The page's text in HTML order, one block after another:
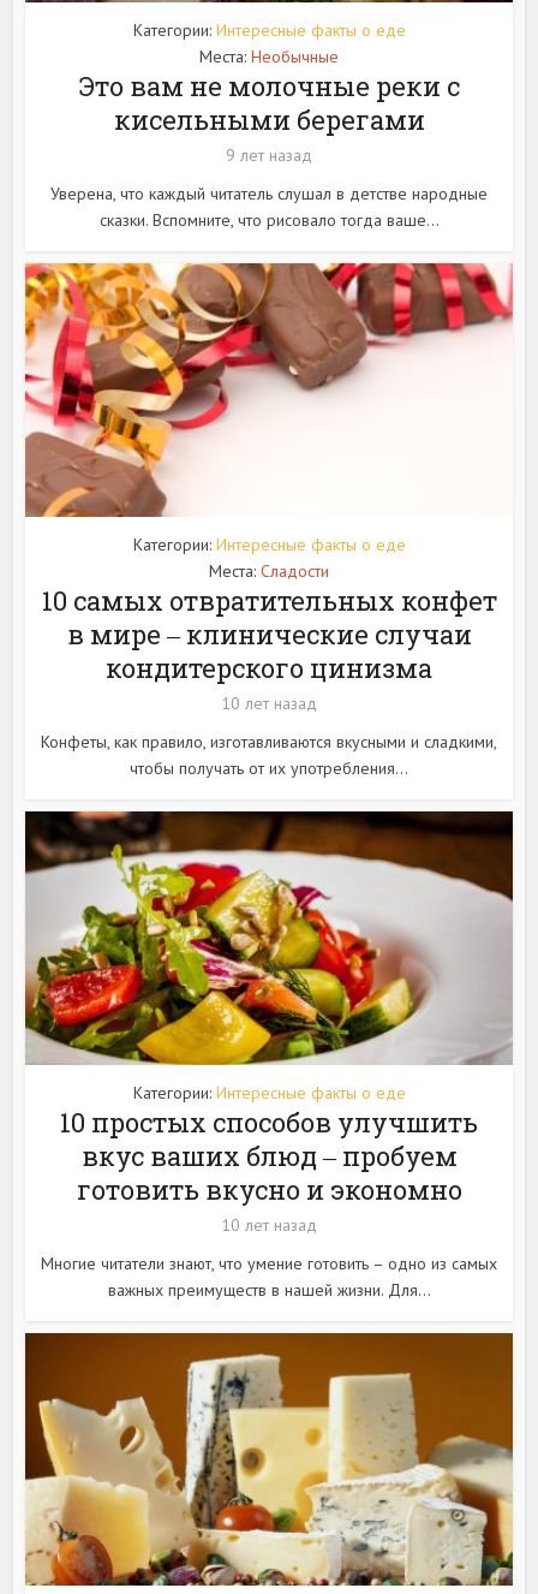
Категории: Интересные факты о еде
Места: Необычные
Это вам не молочные реки с
кисельными берегами
9 лет назад
Уверена, что каждый читатель слушал в детстве народные
сказки. Вспомните, что рисовало тогда ваше...
Категории: Интересные факты о еде
Места: Сладости
10 самых отвратительных конфет
в мире ‒ клинические случаи
кондитерского цинизма
10 лет назад
Конфеты, как правило, изготавливаются вкусными и сладкими,
чтобы получать от их употребления...
Категории: Интересные факты о еде
10 простых способов улучшить
вкус ваших блюд ‒ пробуем
готовить вкусно и экономно
10 лет назад
Многие читатели знают, что умение готовить – одно из самых
важных преимуществ в нашей жизни. Для...